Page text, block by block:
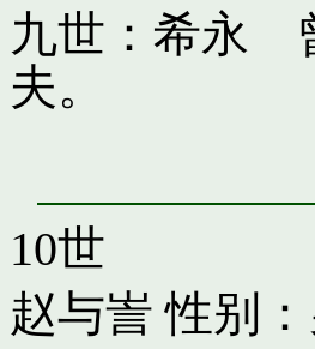
九世：希永
夫。
10世
赵与訔 性别：